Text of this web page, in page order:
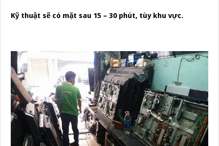
Kỹ thuật sẽ có mặt sau 15 – 30 phút, tùy khu vực.